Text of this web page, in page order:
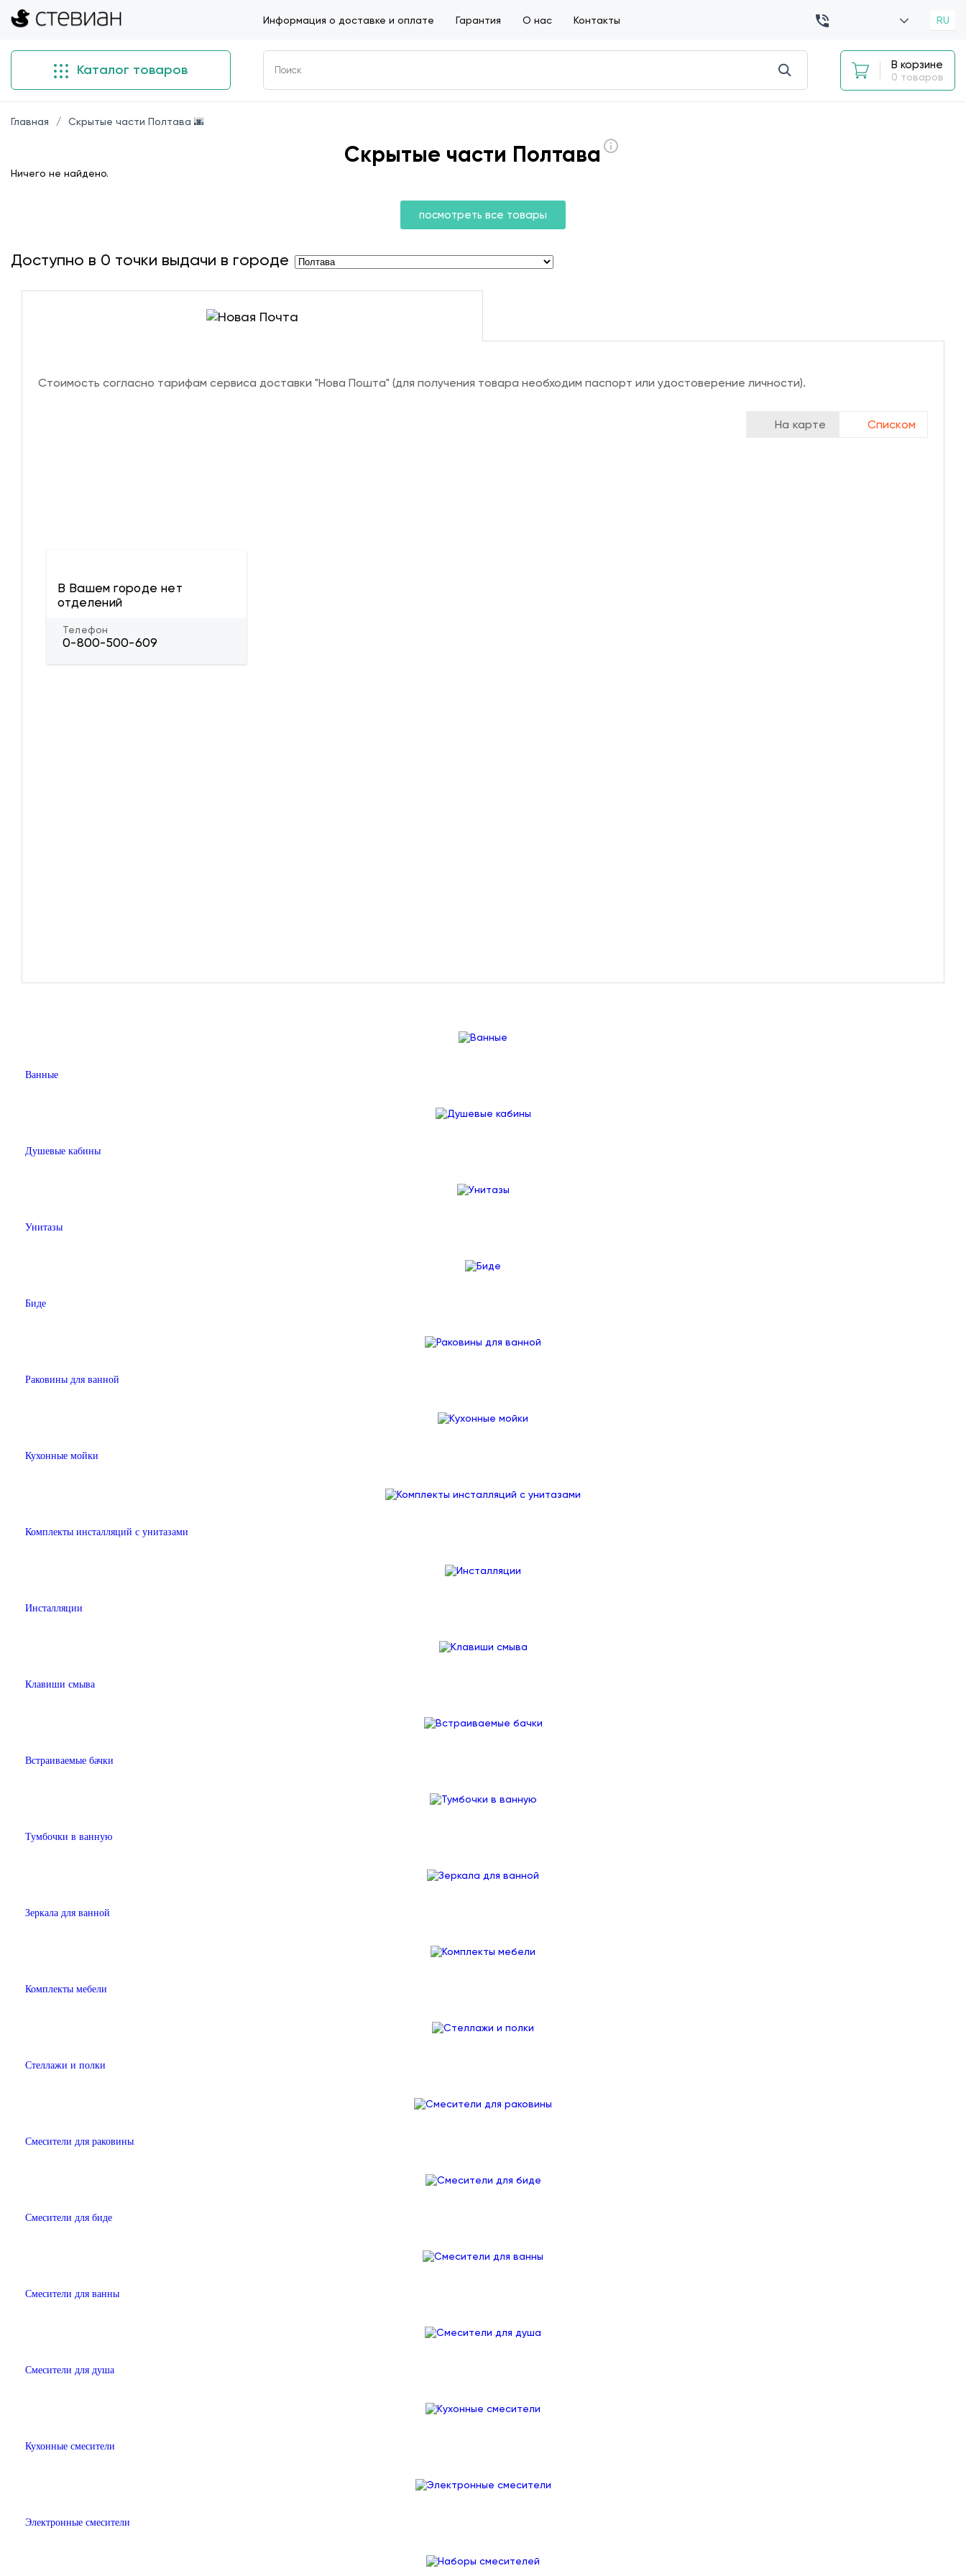
Информация о доставке и оплате Гарантия О нас Контакты RU
Каталог товаров В корзине
0 товаров
Главная Скрытые части Полтава 🌆
Скрытые части Полтава
Ничего не найдено.
посмотреть все товары
Доступно в 0 точки выдачи в городе
Стоимость согласно тарифам сервиса доставки "Нова Пошта" (для получения товара необходим паспорт или удостоверение личности).
На карте Списком
В Вашем городе нет
отделений
Телефон
0-800-500-609
Ванные
Душевые кабины
Унитазы
Биде
Раковины для ванной
Кухонные мойки
Комплекты инсталляций с унитазами
Инсталляции
Клавиши смыва
Встраиваемые бачки
Тумбочки в ванную
Зеркала для ванной
Комплекты мебели
Стеллажи и полки
Смесители для раковины
Смесители для биде
Смесители для ванны
Смесители для душа
Кухонные смесители
Электронные смесители